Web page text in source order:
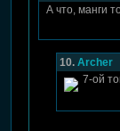
А что, манги
10. Archer
7-ой